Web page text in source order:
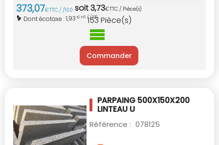
373,07€TTC / /100 soit3,73€TTC / Pièce(s)
Dont écotaxe :1,93 € HT / /100
153 Pièce(s)
Commander
PARPAING 500X150X200
LINTEAU U
Référence : 078125